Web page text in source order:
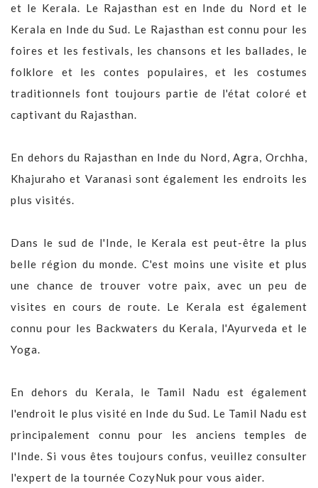
et le Kerala. Le Rajasthan est en Inde du Nord et le
Kerala en Inde du Sud. Le Rajasthan est connu pour les
foires et les festivals, les chansons et les ballades, le
folklore et les contes populaires, et les costumes
traditionnels font toujours partie de l'état coloré et
captivant du Rajasthan.
En dehors du Rajasthan en Inde du Nord, Agra, Orchha,
Khajuraho et Varanasi sont également les endroits les
plus visités.
Dans le sud de l'Inde, le Kerala est peut-être la plus
belle région du monde. C'est moins une visite et plus
une chance de trouver votre paix, avec un peu de
visites en cours de route. Le Kerala est également
connu pour les Backwaters du Kerala, l'Ayurveda et le
Yoga.
En dehors du Kerala, le Tamil Nadu est également
l'endroit le plus visité en Inde du Sud. Le Tamil Nadu est
principalement connu pour les anciens temples de
l'Inde. Si vous êtes toujours confus, veuillez consulter
l'expert de la tournée CozyNuk pour vous aider.